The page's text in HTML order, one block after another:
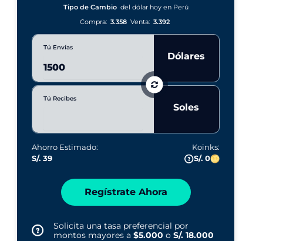
Tipo de Cambio del dólar hoy en Perú
Compra: 3.358 Venta: 3.392
Tú Envías
Dólares
Tú Recibes
Soles
Ahorro Estimado:
S/. 39
Koinks:
S/. 0
Regístrate Ahora
Solicita una tasa preferencial por
montos mayores a $5.000 o S/. 18.000